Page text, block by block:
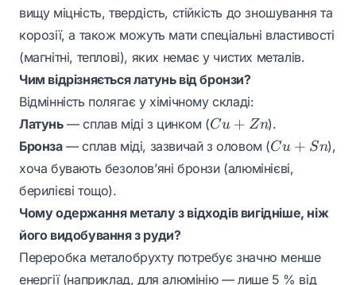
вищу міцність, твердість, стійкість до зношування та
корозії, а також можуть мати спеціальні властивості
(магнітні, теплові), яких немає у чистих металів.
Чим відрізняється латунь від бронзи?
Відмінність полягає у хімічному складі:
Латунь— сплав міді з цинком (Cu
+
Cu + Zn).
Бронза— сплав міді, зазвичай з оловом (Cu
+
Cu + Sn),
хоча бувають безолов’яні бронзи (алюмінієві,
берилієві тощо).
Чому одержання металу з відходів вигідніше, ніж
його видобування з руди?
Переробка металобрухту потребує значно менше
енергії (наприклад, для алюмінію — лише 5 % від